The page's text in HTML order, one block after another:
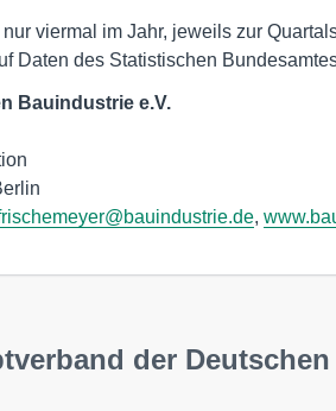
viermal im Jahr, jeweils zur
Daten des Statistischen
Bauindustrie e.V.
,
der